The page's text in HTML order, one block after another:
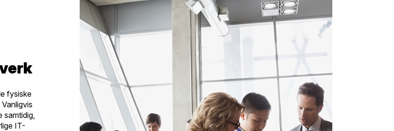
fysiske
samtidig,
IT-